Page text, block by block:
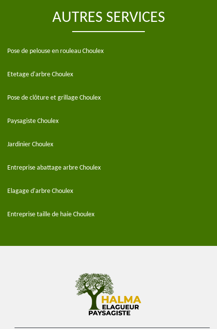
AUTRES SERVICES
Pose de pelouse en rouleau Choulex
Etetage d'arbre Choulex
Pose de clôture et grillage Choulex
Paysagiste Choulex
Jardinier Choulex
Entreprise abattage arbre Choulex
Elagage d'arbre Choulex
Entreprise taille de haie Choulex